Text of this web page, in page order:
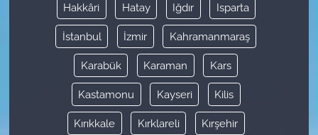
Hakkâri Hatay Iğdır Isparta
İstanbul İzmir Kahramanmaraş
Karabük Karaman Kars
Kastamonu Kayseri Kilis
Kırıkkale Kırklareli Kırşehir